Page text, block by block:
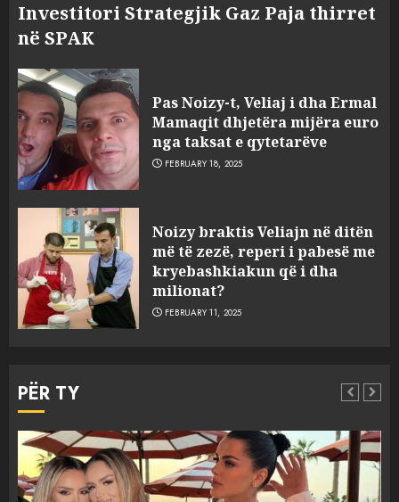
Investitori Strategjik Gaz Paja thirret
në SPAK
Pas Noizy-t, Veliaj i dha Ermal
Mamaqit dhjetëra mijëra euro
nga taksat e qytetarëve
FEBRUARY 18, 2025
Noizy braktis Veliajn në ditën
më të zezë, reperi i pabesë me
kryebashkiakun që i dha
milionat?
FEBRUARY 11, 2025
PËR TY
Aktualitet Slider
3
sulmuan “One Albania”,
ngjarja u fsheh. A u vodhën
serverat?
MARCH 25, 2025
4 MARCH 25, 2025
“Ai që drejtonte makinën më